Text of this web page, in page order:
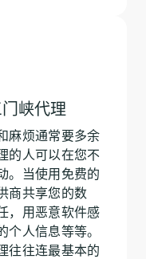
峡代理
麻烦通常要多余
的人可以在您不
。当使用免费的
商共享您的数
，用恶意软件感
人信息等等。
往往连最基本的